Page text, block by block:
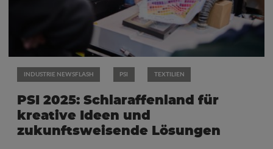
INDUSTRIE NEWSFLASH PSI TEXTILIEN
PSI 2025: Schlaraffenland für
kreative Ideen und
zukunftsweisende Lösungen